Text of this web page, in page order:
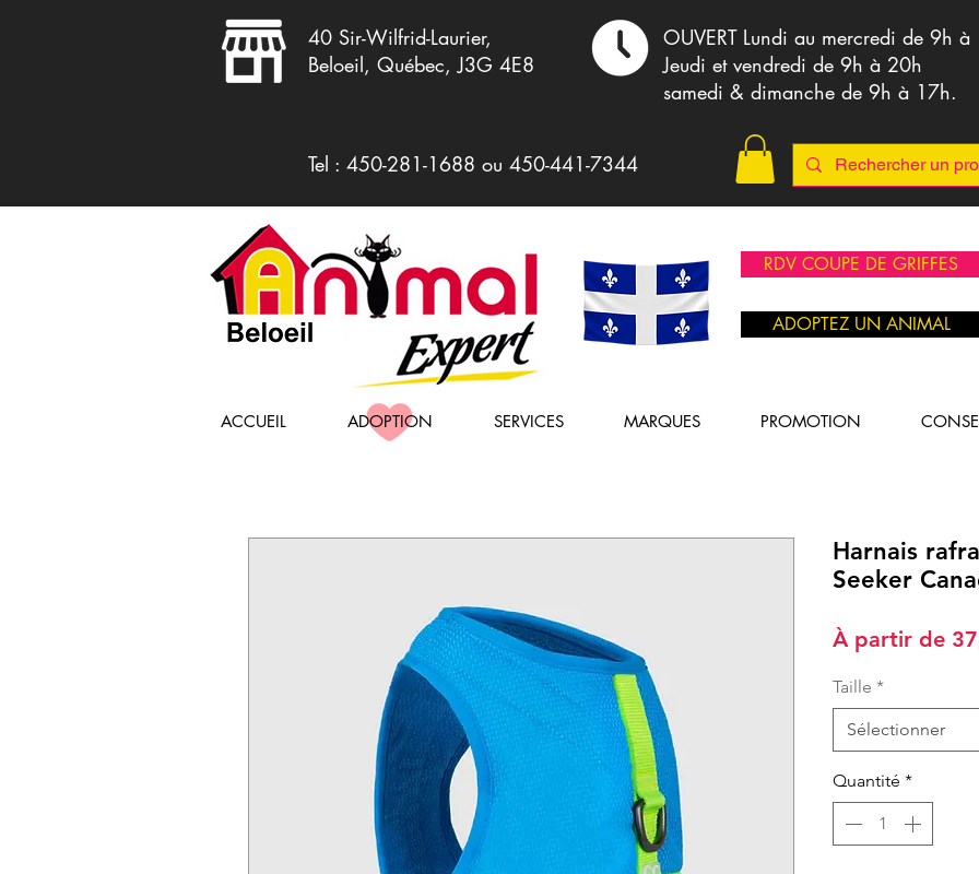
40 Sir-Wilfrid-Laurier,
Beloeil, Québec, J3G 4E8
OUVERT Lundi au mercredi de 9h à
Jeudi et vendredi de 9h à 20h
samedi & dimanche de 9h à 17h.
Tel : 450-281-1688 ou 450-441-7344
RDV COUPE DE GRIFFES
ADOPTEZ UN ANIMAL
ACCUEIL ADOPTION SERVICES MARQUES PROMOTION
Harnais
Seeker
À partir de
Taille *
Sélectionner
Quantité *